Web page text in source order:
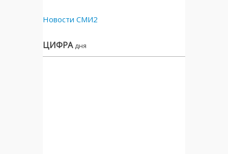
Новости СМИ2
ЦИФРА дня